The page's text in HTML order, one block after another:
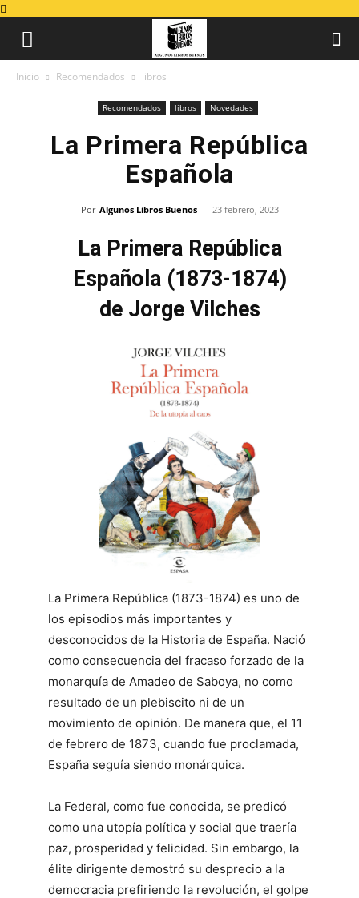
Inicio Recomendados libros
Recomendados libros Novedades
La Primera República
Española
Por Algunos Libros Buenos - 23 febrero, 2023
La Primera República
Española (1873-1874)
de Jorge Vilches
La Primera República (1873-1874) es uno de
los episodios más importantes y
desconocidos de la Historia de España. Na­ció
como consecuencia del fracaso forzado de la
monarquía de Amadeo de Saboya, no como
resultado de un plebiscito ni de un
movimiento de opinión. De manera que, el 11
de febrero de 1873, cuando fue proclamada,
España seguía siendo monár­quica.
La Federal, como fue conocida, se predicó
como una utopía política y social que traería
paz, prosperidad y felicidad. Sin em­bargo, la
élite dirigente demostró su desprecio a la
democracia prefiriendo la revolución, el golpe